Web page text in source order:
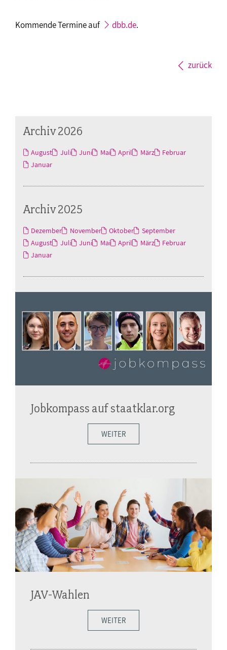
Kommende Termine auf dbb.de.
zurück
Archiv 2026
August Juli Juni Mai April März
Februar
Januar
Archiv 2025
Dezember November Oktober
September
August
Juli Juni Mai April März
Februar
Januar
Jobkompass auf staatklar.org
WEITER
JAV-Wahlen
WEITER